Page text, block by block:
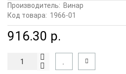
Производитель: Винар
Код товара: 1966-01
916.30 р.